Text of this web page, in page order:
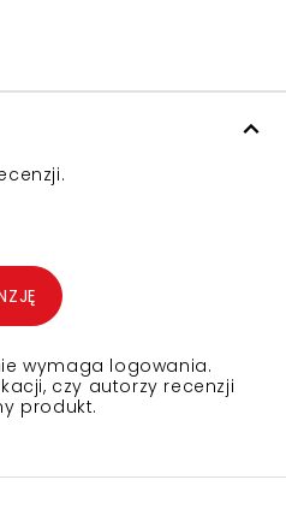
wymaga logowania.
czy autorzy recenzji
produkt.